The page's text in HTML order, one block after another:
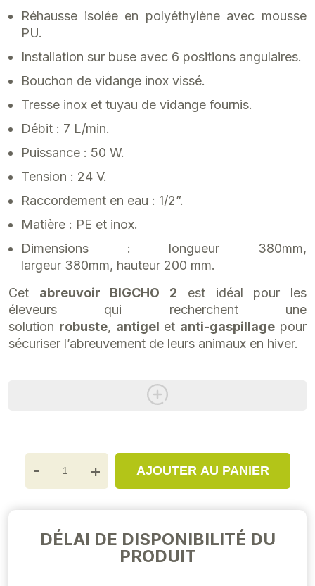
Réhausse isolée en polyéthylène avec mousse
PU.
Installation sur buse avec 6 positions angulaires.
Bouchon de vidange inox vissé.
Tresse inox et tuyau de vidange fournis.
Débit : 7 L/min.
Puissance : 50 W.
Tension : 24 V.
Raccordement en eau : 1/2”.
Matière : PE et inox.
Dimensions : longueur 380mm,
largeur 380mm, hauteur 200 mm.
Cet abreuvoir BIGCHO 2 est idéal pour les
éleveurs qui recherchent une
solution robuste, antigel et anti-gaspillage pour
sécuriser l’abreuvement de leurs animaux en hiver.
- + AJOUTER AU PANIER
DÉLAI DE DISPONIBILITÉ DU
PRODUIT